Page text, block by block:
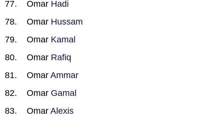
Omar Hadi
Omar Hussam
Omar Kamal
Omar Rafiq
Omar Ammar
Omar Gamal
Omar Alexis